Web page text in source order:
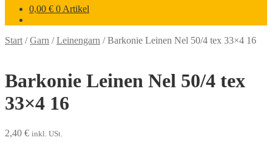
0,00 € 0 Artikel
Start /Garn /Leinengarn /Barkonie Leinen Nel 50/4 tex 33×4 16
Barkonie Leinen Nel 50/4 tex
33×4 16
2,40 € inkl. USt.